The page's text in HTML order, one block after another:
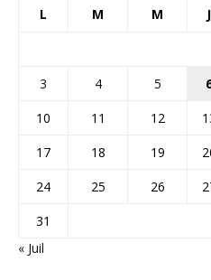
L M M J
3
4 5
10
11 12
17
18 19
24
25 26
31
« Juil